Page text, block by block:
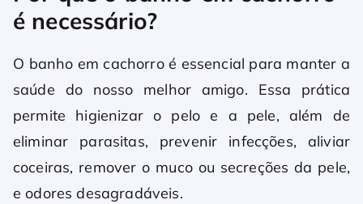
é necessário?
O banho em cachorro é essencial para manter a
saúde do nosso melhor amigo. Essa prática
permite higienizar o pelo e a pele, além de
eliminar parasitas, prevenir infecções, aliviar
coceiras, remover o muco ou secreções da pele,
e odores desagradáveis.